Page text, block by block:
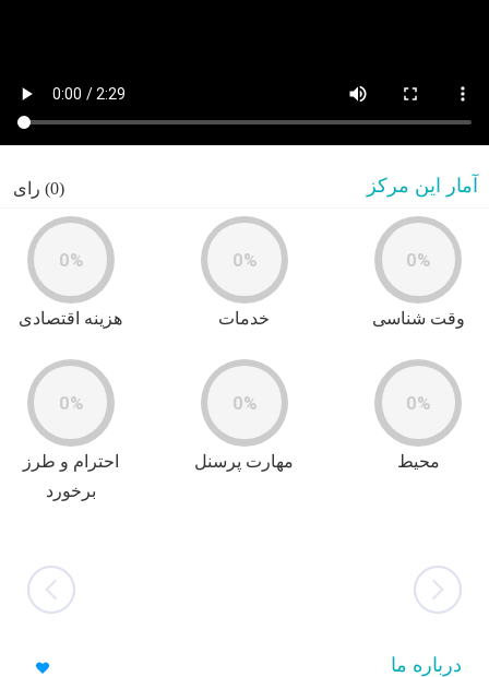
آمار این مرکز (0) رای
0%
محیط
0%
مهارت پرسنل
0%
احترام و طرز
برخورد
0%
وقت شناسی
0%
خدمات
0%
هزینه اقتصادی
درباره ما